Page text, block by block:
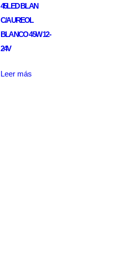
45LED BLAN
C/AUREOL
BLANCO 45W 12-
24V
Leer más